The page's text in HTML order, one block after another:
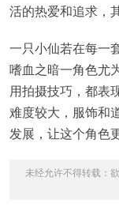
活的热爱和追求，
一只小仙若在每一
嗜血之暗一角色尤
用拍摄技巧，都表
难度较大，服饰和
发展，让这个角色
未经允许不得转载：